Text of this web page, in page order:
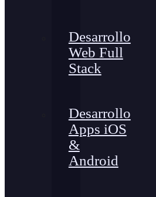
Desarrollo
Web Full
Stack
Desarrollo
Apps iOS
&
Android